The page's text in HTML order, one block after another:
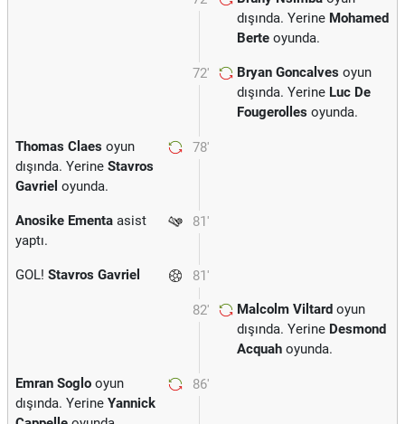
dışında. Yerine Mohamed
Berte oyunda.
72' Bryan Goncalves oyun
dışında. Yerine Luc De
Fougerolles oyunda.
78'
Thomas Claes oyun
dışında. Yerine Stavros
Gavriel oyunda.
81'
Anosike Ementa asist
yaptı.
81'
GOL! Stavros Gavriel
82' Malcolm Viltard oyun
dışında. Yerine Desmond
Acquah oyunda.
86'
Emran Soglo oyun
dışında. Yerine Yannick